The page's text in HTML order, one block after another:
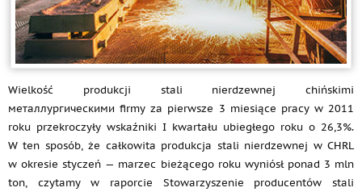
Wielkość produkcji stali nierdzewnej chińskimi
металлургическими firmy za pierwsze 3 miesiące pracy w 2011
roku przekroczyły wskaźniki I kwartału ubiegłego roku o 26,3%.
W ten sposób, że całkowita produkcja stali nierdzewnej w CHRL
w okresie styczeń — marzec bieżącego roku wyniósł ponad 3 mln
ton, czytamy w raporcie Stowarzyszenie producentów stali